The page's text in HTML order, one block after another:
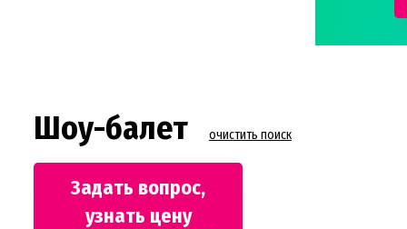
Шоу-балет очистить поиск
Задать вопрос,
узнать цену